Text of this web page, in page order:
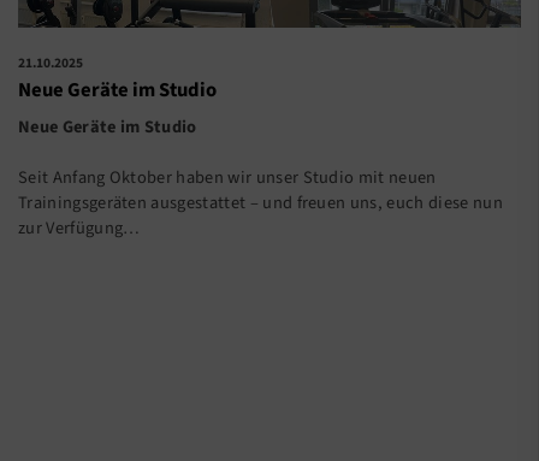
21.10.2025
Neue Geräte im Studio
Neue Geräte im Studio
Seit Anfang Oktober haben wir unser Studio mit neuen
Trainingsgeräten ausgestattet – und freuen uns, euch diese nun
zur Verfügung…